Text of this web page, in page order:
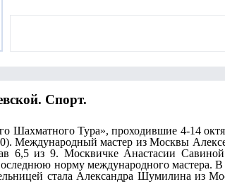
Спорт.
Шахматного Тура», проходившие 4-14
Международный мастер из Москвы
6,5 из 9. Москвичке Анастасии
норму международного мастера. В
стала Александра Шумилина из